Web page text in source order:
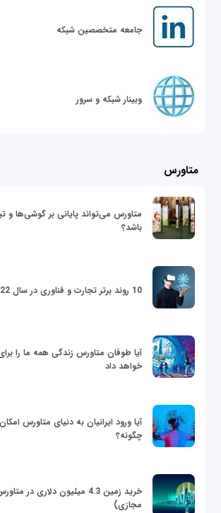
جامعه متخصصین شبکه
وبینار شبکه و سرور
متاورس
متاورس می‌تواند پایانی بر گوشی‌ها
باشد؟
10 روند برتر تجارت و فناوری در سال 2022
آیا طوفان متاورس زندگی همه ما را
خواهد داد
آیا ورود ایرانیان به دنیای متاورس
چگونه؟
خرید زمین 4.3 میلیون دلاری
مجازی)